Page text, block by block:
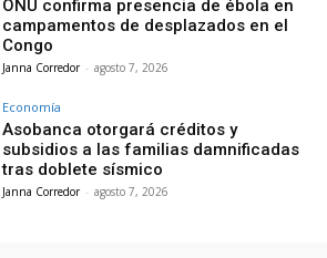
ONU confirma presencia de ébola en
campamentos de desplazados en el
Congo
Janna Corredor - agosto 7, 2026
Economía
Asobanca otorgará créditos y
subsidios a las familias damnificadas
tras doblete sísmico
Janna Corredor - agosto 7, 2026